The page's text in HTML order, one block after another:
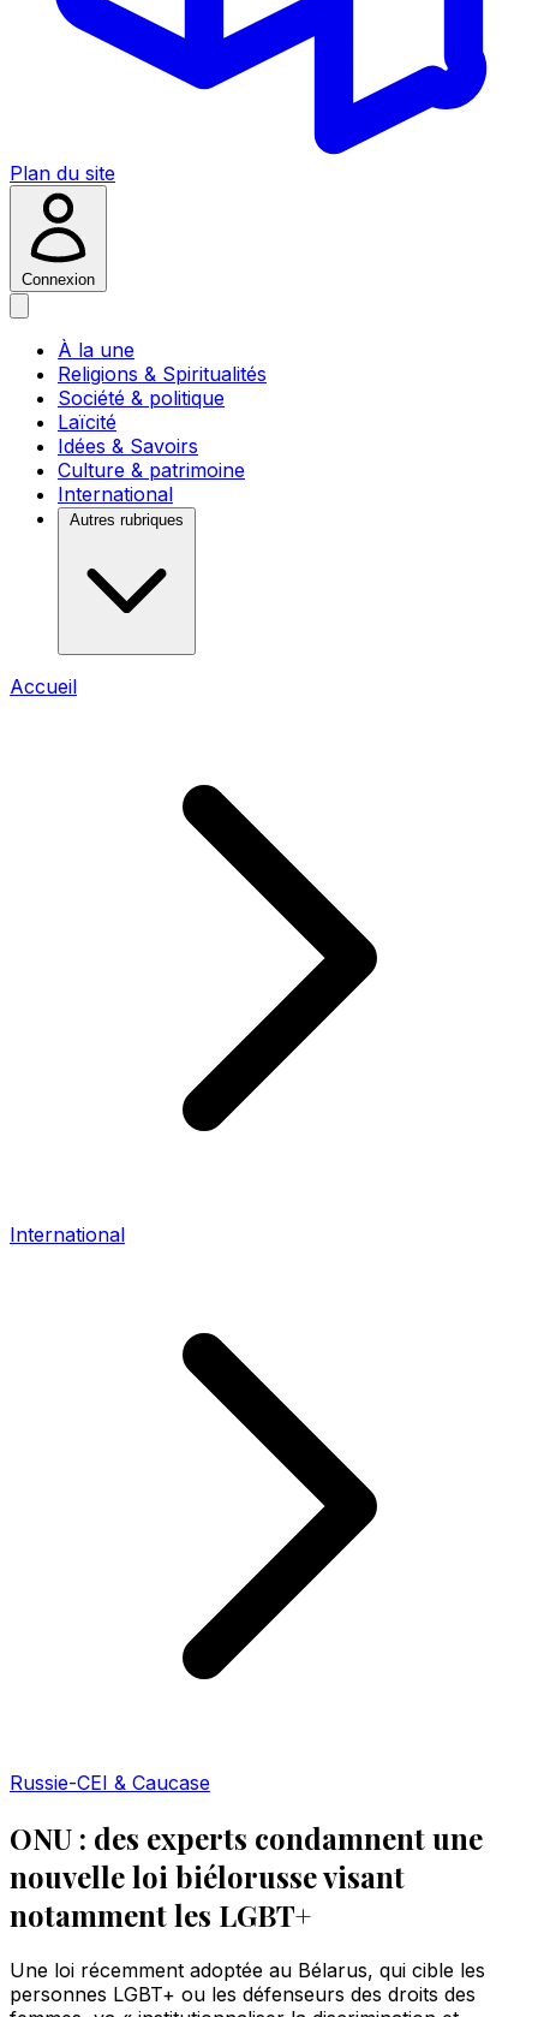
Plan du site
Connexion
À la une
Religions & Spiritualités
Société & politique
Laïcité
Idées & Savoirs
Culture & patrimoine
International
Autres rubriques
Accueil
International
Russie-CEI & Caucase
ONU : des experts condamnent une
nouvelle loi biélorusse visant
notamment les LGBT+
Une loi récemment adoptée au Bélarus, qui cible les
personnes LGBT+ ou les défenseurs des droits des